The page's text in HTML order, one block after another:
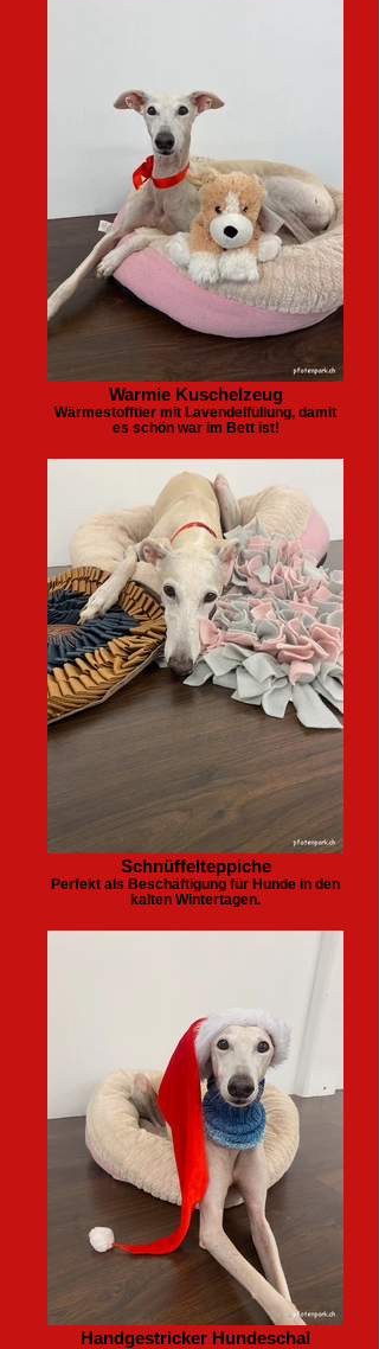
Warmie Kuschelzeug
Wärmestofftier mit Lavendelfüllung, damit
es schön war im Bett ist!
Schnüffelteppiche
Perfekt als Beschäftigung für Hunde in den
kalten Wintertagen.
Handgestricker Hundeschal